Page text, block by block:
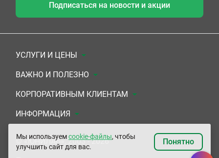
Подписаться на новости и акции
УСЛУГИ И ЦЕНЫ
Анализы
Комплексы
УЗИ
ЭКГ/Холтер/СМАД
Приемы врачей
ВАЖНО И ПОЛЕЗНО
Документы для заключения договора
Система скидок
Подарочные сертификаты
Сертификаты на комплексные программы
КОРПОРАТИВНЫМ КЛИЕНТАМ
Медицинским организациям
Прочим организациям
ИНФОРМАЦИЯ
О Компании
Контакты
© «ЮНИЛАБ», 2003 - 2026
Мы используемcookie-файлы, чтобы
улучшить сайт для вас.
Понятно